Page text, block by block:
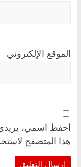
الموقع الإلكتروني
احفظ اسمي، بريدي
هذا المتصفح